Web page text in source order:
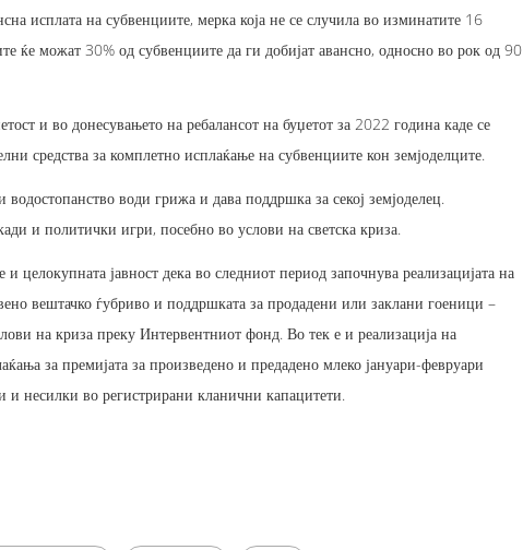
исплата на субвенциите, мерка која не се случила во изминатите 16
ќе можат 30% од субвенциите да ги добијат авансно, односно во рок од 90
и во донесувањето на ребалансот на буџетот за 2022 година каде се
средства за комплетно исплаќање на субвенциите кон земјоделците.
води грижа и дава поддршка за секој земјоделец.
и политички игри, посебно во услови на светска криза.
целокупната јавност дека во следниот период започнува реализацијата на
вештачко ѓубриво и поддршката за продадени или заклани гоеници –
на криза преку Интервентниот фонд. Во тек е и реализација на
за премијата за произведено и предадено млеко јануари-февруари
и несилки во регистрирани кланични капацитети.